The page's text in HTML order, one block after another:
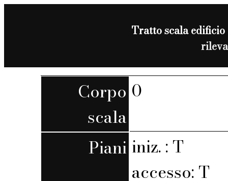
Tratto scala
Corpo
scala
0
Piani iniz. : T
accesso: T